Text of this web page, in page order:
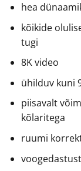
hea
kõikide
tugi
8K video
ühilduv kuni
piisavalt
kõlaritega
ruumi